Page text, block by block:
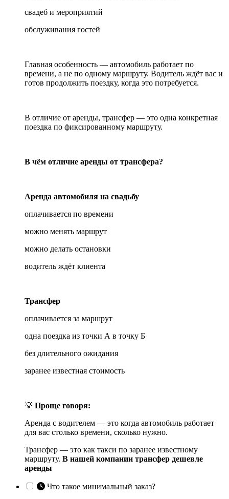
свадеб и мероприятий
обслуживания гостей
Главная особенность — автомобиль работает по
времени, а не по одному маршруту. Водитель ждёт вас и
готов продолжить поездку, когда это потребуется.
В отличие от аренды, трансфер — это одна конкретная
поездка по фиксированному маршруту.
В чём отличие аренды от трансфера?
Аренда автомобиля на свадьбу
оплачивается по времени
можно менять маршрут
можно делать остановки
водитель ждёт клиента
Трансфер
оплачивается за маршрут
одна поездка из точки А в точку Б
без длительного ожидания
заранее известная стоимость
💡 Проще говоря:
Аренда с водителем — это когда автомобиль работает
для вас столько времени, сколько нужно.
Трансфер — это как такси по заранее известному
маршруту. В нашей компании трансфер дешевле
аренды
Что такое минимальный заказ?